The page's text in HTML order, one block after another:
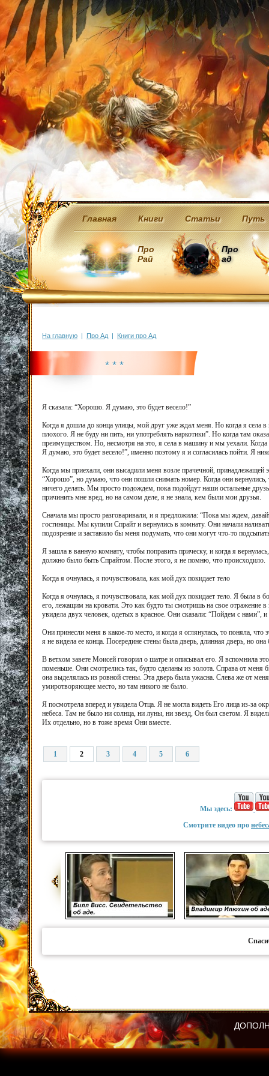
Главная Книги Статьи Путь
Про
Рай
Про
ад
На главную | Про Ад | Книги про Ад
* * *
Я сказала: “Хорошо. Я думаю, это будет весело!”
Когда я дошла до конца улицы, мой друг уже ждал меня. Но когда я села
плохого. Я не буду ни пить, ни употреблять наркотики”. Но когда там
преимуществом. Но, несмотря на это, я села в машину и мы уехали.
Я думаю, это будет весело!”, именно поэтому я и согласилась пойти. Я
Когда мы приехали, они высадили меня возле прачечной, принадлежащей
“Хорошо”, но думаю, что они пошли снимать номер. Когда они
ничего делать. Мы просто подождем, пока подойдут наши остальные
причинить мне вред, но на самом деле, я не знала, кем были мои друзья.
Сначала мы просто разговаривали, и я предложила: “Пока мы ждем,
гостиницы. Мы купили Спрайт и вернулись в комнату. Они начали
подозрение и заставило бы меня подумать, что они могут что-то
Я зашла в ванную комнату, чтобы поправить прическу, и когда я
должно было быть Спрайтом. После этого, я не помню, что происходило.
Когда я очнулась, я почувствовала, как мой дух покидает тело
Когда я очнулась, я почувствовала, как мой дух покидает тело. Я была в
его, лежащим на кровати. Это как будто ты смотришь на свое отражение в
увидела двух человек, одетых в красное. Они сказали: “Пойдем с нами”,
Они принесли меня в какое-то место, и когда я оглянулась, то поняла,
я не видела ее конца. Посередине стены была дверь, длинная дверь, но
В ветхом завете Моисей говорил о шатре и описывал его. Я вспомнила
поменьше. Они смотрелись так, будто сделаны из золота. Справа от
она выделялась из ровной стены. Эта дверь была ужасна. Слева же от
умиротворяющее место, но там никого не было.
Я посмотрела вперед и увидела Отца. Я не могла видеть Его лица из-за
небеса. Там не было ни солнца, ни луны, ни звезд, Он был светом. Я
Их отдельно, но в тоже время Они вместе.
1 2 3 4 5 6
Мы здесь:
Смотрите видео про